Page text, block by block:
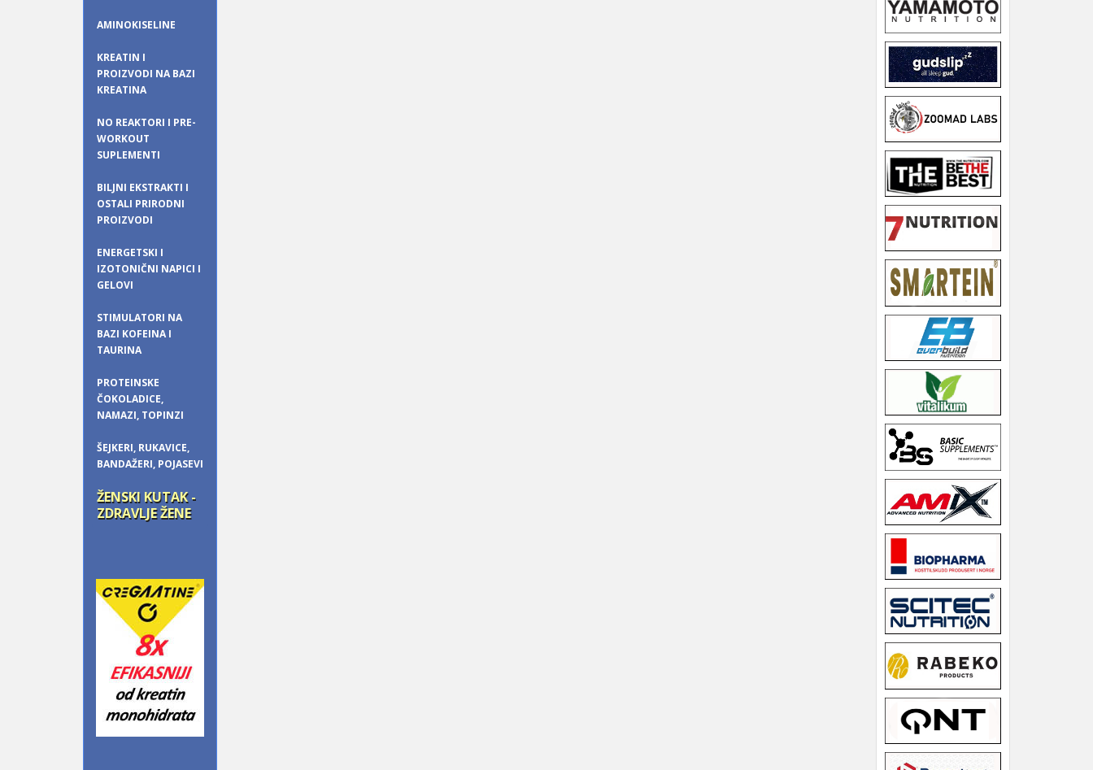
AMINOKISELINE
KREATIN I
PROIZVODI NA BAZI
KREATINA
NO REAKTORI I PRE-
WORKOUT
SUPLEMENTI
BILJNI EKSTRAKTI I
OSTALI PRIRODNI
PROIZVODI
ENERGETSKI I
IZOTONIČNI NAPICI I
GELOVI
STIMULATORI NA
BAZI KOFEINA I
TAURINA
PROTEINSKE
ČOKOLADICE,
NAMAZI, TOPINZI
ŠEJKERI, RUKAVICE,
BANDAŽERI, POJASEVI
ŽENSKI KUTAK -
ZDRAVLJE ŽENE